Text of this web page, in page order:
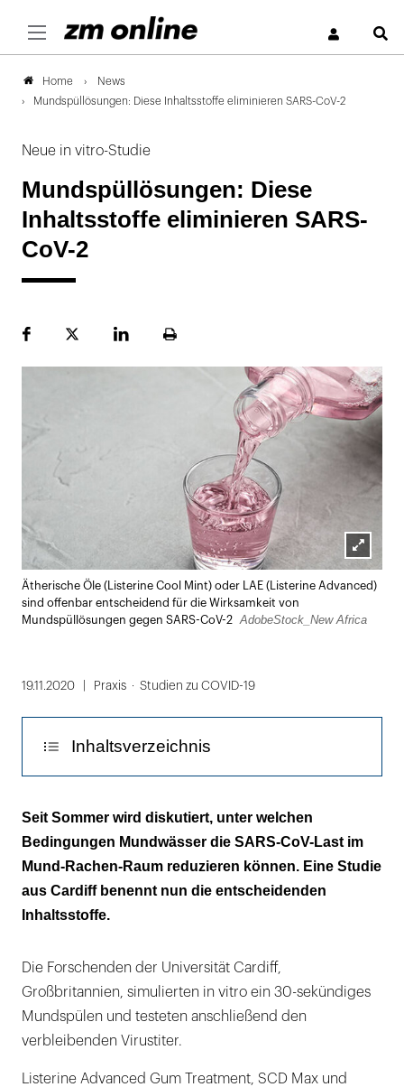
Home
News
Mundspüllösungen: Diese Inhaltsstoffe eliminieren SARS-CoV-2
Neue in vitro-Studie
Mundspüllösungen: Diese
Inhaltsstoffe eliminieren SARS-
CoV-2
FacebookPlattformLinekdInSeite
Lightbox
öffnen
Ätherische Öle (Listerine Cool Mint) oder LAE (Listerine Advanced)
sind offenbar entscheidend für die Wirksamkeit von
Mundspüllösungen gegen SARS-CoV-2
AdobeStock_New Africa
19.11.2020 Praxis Studien zu COVID-19
Inhaltsverzeichnis
Chlorhexidin zeigt nur geringen Effekt
Wirkstoffe bleiben auch gegen
Virusmutationen erfolgreich
Seit Sommer wird diskutiert, unter welchen
Bedingungen Mundwässer die SARS-CoV-Last im
Mund-Rachen-Raum reduzieren können. Eine Studie
aus Cardiff benennt nun die entscheidenden
Inhaltsstoffe.
Die Forschenden der Universität Cardiff,
Großbritannien, simulierten in vitro ein 30-sekündiges
Mundspülen und testeten anschließend den
verbleibenden Virustiter.
Listerine Advanced Gum Treatment, SCD Max und